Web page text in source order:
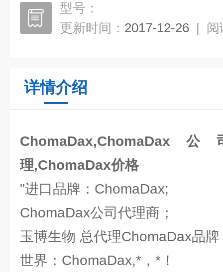
型号：
更新时间： 2017-12-26 | 阅
详情介绍
ChomaDax,ChomaDax
理,ChomaDax价格
"进口品牌：ChomaDax;
ChomaDax公司代理商；
玉博生物 总代理ChomaDax品
世界：ChomaDax,*，*！